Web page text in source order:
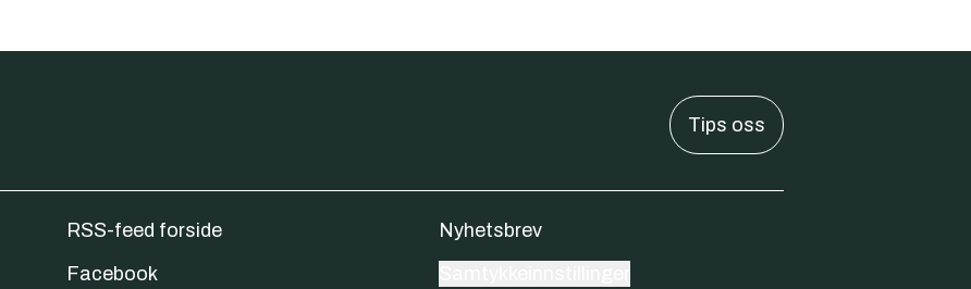
Tips oss
RSS-feed forside
Facebook
Nyhetsbrev